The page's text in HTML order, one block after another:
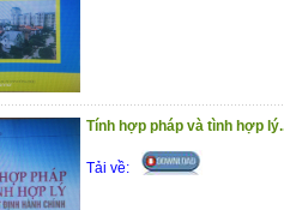
Tính hợp pháp và tình hợp
Tải về: